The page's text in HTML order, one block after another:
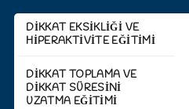
DİKKAT EKSİKLİĞİ VE
HİPERAKTİVİTE EĞİTİMİ
DİKKAT TOPLAMA VE
DİKKAT SÜRESİNİ
UZATMA EĞİTİMİ